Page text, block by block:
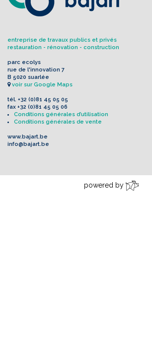
entreprise de travaux publics et privés
restauration - rénovation - construction
parc ecolys
rue de l'innovation 7
B 5020 suarlée
voir sur Google Maps
tél. +32 (0)81 45 05 05
fax +32 (0)81 45 05 06
Conditions générales d’utilisation
Conditions générales de vente
www.bajart.be
info@bajart.be
powered by